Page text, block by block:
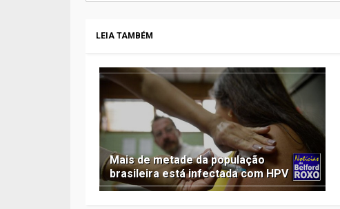
LEIA TAMBÉM
Mais de metade da população
brasileira está infectada com HPV